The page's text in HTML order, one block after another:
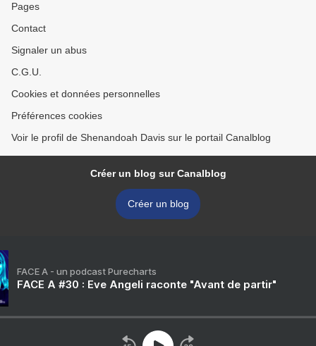
Pages
Contact
Signaler un abus
C.G.U.
Cookies et données personnelles
Préférences cookies
Voir le profil de Shenandoah Davis sur le portail Canalblog
Créer un blog sur Canalblog
Créer un blog
FACE A - un podcast Purecharts
FACE A #30 : Eve Angeli raconte "Avant de partir"